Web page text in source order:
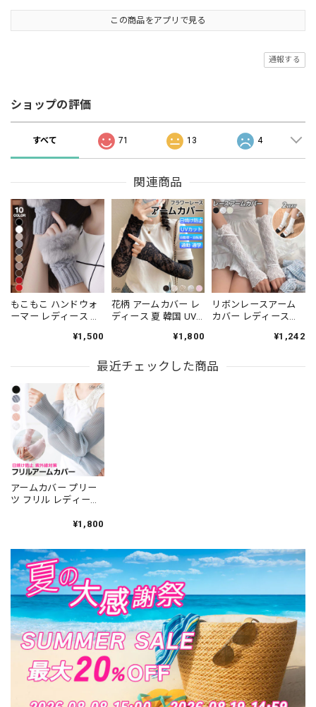
この商品をアプリで見る
通報する
ショップの評価
すべて 71 13 4
関連商品
もこもこ ハンドウォ
ーマー レディース 韓
い 大人 きれいめ カジ
ローブ 大人可愛い 大
¥1,500
花柄 アームカバー レ
ディース 夏 韓国 UV
け防止 通勤 通学 大人
ラワーレース アウト
¥1,800
リボンレースアーム
カバー レディース
風 UV対策 韓国ガーリ
¥1,242
最近チェックした商品
アームカバー プリー
ツ フリル レディース
止 夏 おしゃれ 大人
れにくい 透け感 上品
涼しい ゴルフ テニス
アウトドア 大人可愛
い 大人女子 [LS-
CFZ027]
¥1,800